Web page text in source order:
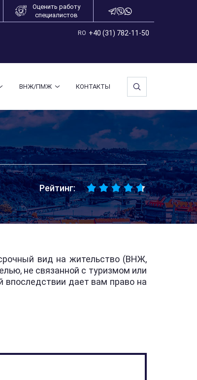
Оценить работу
специалистов
RO +40 (31) 782-11-50
ВНЖ/ПМЖ КОНТАКТЫ
Рейтинг:
вид на жительство (ВНЖ,
не связанной с туризмом или
дает вам право на